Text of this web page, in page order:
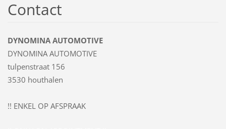
Contact
DYNOMINA AUTOMOTIVE
DYNOMINA AUTOMOTIVE
tulpenstraat 156
3530 houthalen
!! ENKEL OP AFSPRAAK